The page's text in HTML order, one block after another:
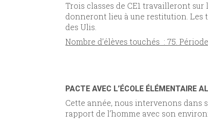
Trois classes de CE1 travailleront
donneront lieu à une restitution. Les
des Ulis.
Nombre d’élèves touchés : 75.
PACTE AVEC L’ÉCOLE ÉLÉMENTAIRE
Cette année, nous intervenons dans
rapport de l’homme avec son